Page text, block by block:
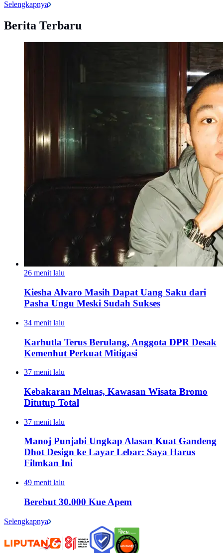
Selengkapnya
Berita Terbaru
26 menit lalu
Kiesha Alvaro Masih Dapat Uang Saku dari
Pasha Ungu Meski Sudah Sukses
34 menit lalu
Karhutla Terus Berulang, Anggota DPR Desak
Kemenhut Perkuat Mitigasi
37 menit lalu
Kebakaran Meluas, Kawasan Wisata Bromo
Ditutup Total
37 menit lalu
Manoj Punjabi Ungkap Alasan Kuat Gandeng
Dhot Design ke Layar Lebar: Saya Harus
Filmkan Ini
49 menit lalu
Berebut 30.000 Kue Apem
Selengkapnya